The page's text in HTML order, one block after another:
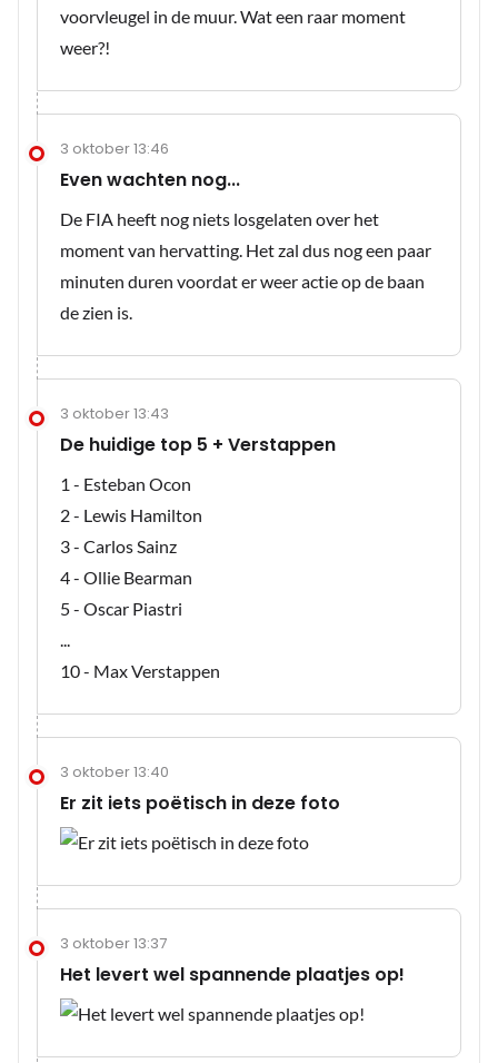
voorvleugel in de muur. Wat een raar moment
weer?!
3 oktober 13:46
Even wachten nog...
De FIA heeft nog niets losgelaten over het
moment van hervatting. Het zal dus nog een paar
minuten duren voordat er weer actie op de baan
de zien is.
3 oktober 13:43
De huidige top 5 + Verstappen
1 - Esteban Ocon
2 - Lewis Hamilton
3 - Carlos Sainz
4 - Ollie Bearman
5 - Oscar Piastri
...
10 - Max Verstappen
3 oktober 13:40
Er zit iets poëtisch in deze foto
3 oktober 13:37
Het levert wel spannende plaatjes op!